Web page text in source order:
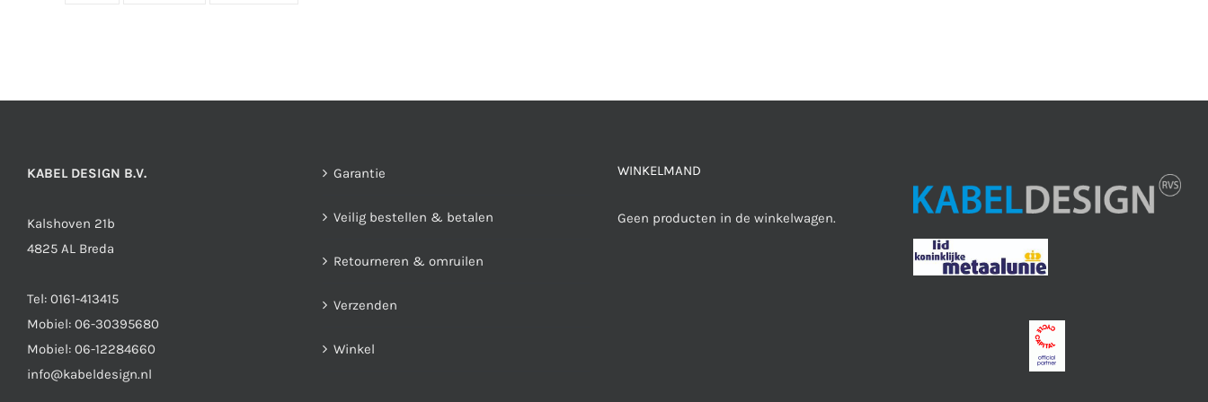
KABEL DESIGN B.V.
Kalshoven 21b
4825 AL Breda
Tel: 0161-413415
Mobiel: 06-30395680
Mobiel: 06-12284660
info@kabeldesign.nl
Garantie
Veilig bestellen & betalen
Retourneren & omruilen
Verzenden
Winkel
WINKELMAND
Geen producten in de winkelwagen.